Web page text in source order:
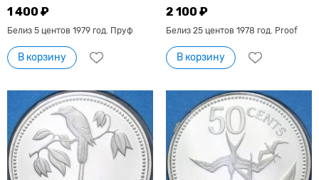
1 400 ₽
Белиз 5 центов 1979 год. Пруф
В корзину
2 100 ₽
Белиз 25 центов 1978 год. Proof
В корзину